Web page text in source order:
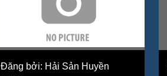
Đăng bởi: Hải Sản Huyền